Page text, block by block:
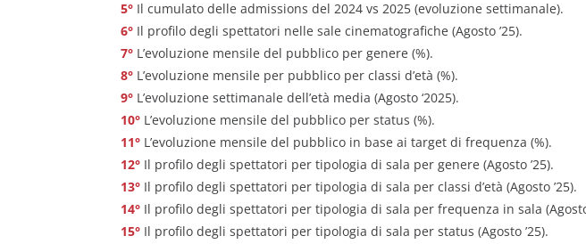
Il cumulato delle admissions del 2024 vs 2025 (evoluzione settimanale).
Il profilo degli spettatori nelle sale cinematografiche (Agosto ’25).
L’evoluzione mensile del pubblico per genere (%).
L’evoluzione mensile per pubblico per classi d’età (%).
L’evoluzione settimanale dell’età media (Agosto ‘2025).
L’evoluzione mensile del pubblico per status (%).
L’evoluzione mensile del pubblico in base ai target di frequenza (%).
Il profilo degli spettatori per tipologia di sala per genere (Agosto ’25).
Il profilo degli spettatori per tipologia di sala per classi d’età (Agosto ’25).
Il profilo degli spettatori per tipologia di sala per frequenza in sala (Agosto
Il profilo degli spettatori per tipologia di sala per status (Agosto ’25).